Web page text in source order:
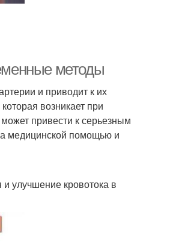
методы
и приводит к их
возникает при
привести к серьезным
медицинской помощью и
улучшение кровотока в